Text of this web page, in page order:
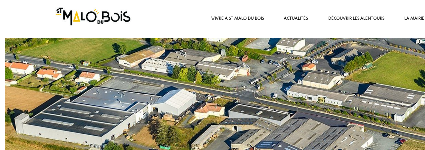
VIVRE A ST MALO DU BOIS ACTUALITÉS DÉCOUVRIR LES ALENTOURS LA MAIRIE